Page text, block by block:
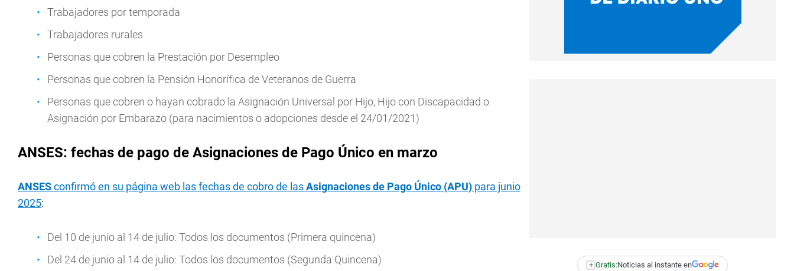
Trabajadores por temporada
Trabajadores rurales
Personas que cobren la Prestación por Desempleo
Personas que cobren la Pensión Honorífica de Veteranos de Guerra
Personas que cobren o hayan cobrado la Asignación Universal por Hijo, Hijo con Discapacidad o
Asignación por Embarazo (para nacimientos o adopciones desde el 24/01/2021)
ANSES: fechas de pago de Asignaciones de Pago Único en marzo
ANSESconfirmó en su página web las fechas de cobro de lasAsignaciones de Pago Único (APU) para junio
2025:
Del 10 de junio al 14 de julio: Todos los documentos (Primera quincena)
Del 24 de junio al 14 de julio: Todos los documentos (Segunda Quincena)
+ Gratis:Noticias al instante en